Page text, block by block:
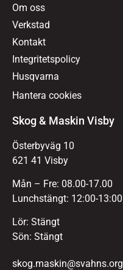
Om oss
Verkstad
Kontakt
Integritetspolicy
Husqvarna
Hantera cookies
Skog & Maskin Visby
Österbyväg 10
621 41 Visby
Mån – Fre: 08.00-17.00
Lunchstängt: 12:00-13:00
Lör: Stängt
Sön: Stängt
skog.maskin@svahns.org